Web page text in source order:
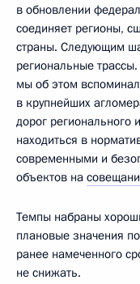
в обновлении
соединяет регионы,
страны. Следующим
региональные
мы об этом
в крупнейших
дорог
находиться в
современными и
объектов на
Темпы набраны
плановые значения
ранее намеченного
не снижать.